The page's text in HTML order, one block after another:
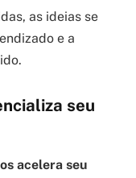
as ideias se
e a
seu
acelera seu